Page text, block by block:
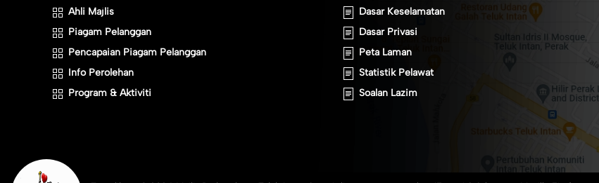
Ahli Majlis
Piagam Pelanggan
Pencapaian Piagam Pelanggan
Info Perolehan
Program & Aktiviti
Dasar Keselamatan
Dasar Privasi
Peta Laman
Statistik Pelawat
Soalan Lazim